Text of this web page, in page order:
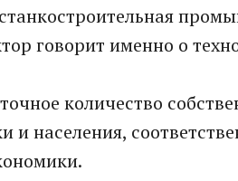
говорит именно о
количество
и населения,